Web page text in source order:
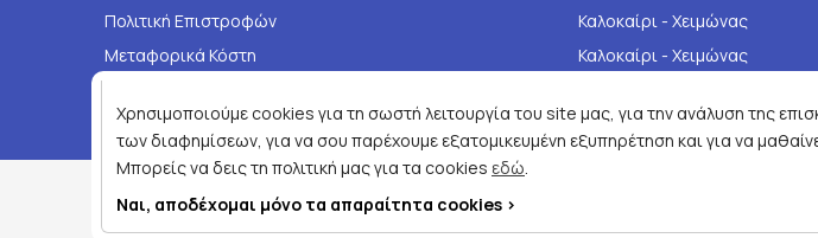
Πολιτική Επιστροφών
Μεταφορικά Κόστη
Καλοκαίρι - Χειμώνας
Καλοκαίρι - Χειμώνας
Copyright © 2026joypharmacy.gr
Χρησιμοποιούμε cookies για τη σωστή λειτουργία του site μας, για την ανάλυση της
των διαφημίσεων, για να σου παρέχουμε εξατομικευμένη εξυπηρέτηση και για να
Μπορείς να δεις τη πολιτική μας για τα cookies εδώ.
Ναι, αποδέχομαι μόνο τα απαραίτητα cookies >